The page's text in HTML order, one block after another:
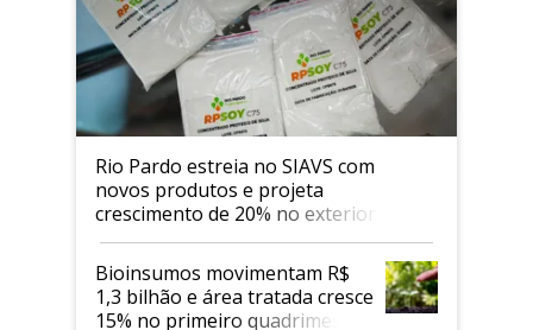
Rio Pardo estreia no SIAVS com
novos produtos e projeta
crescimento de 20% no exterior
Bioinsumos movimentam R$
1,3 bilhão e área tratada cresce
15% no primeiro quadrimestre